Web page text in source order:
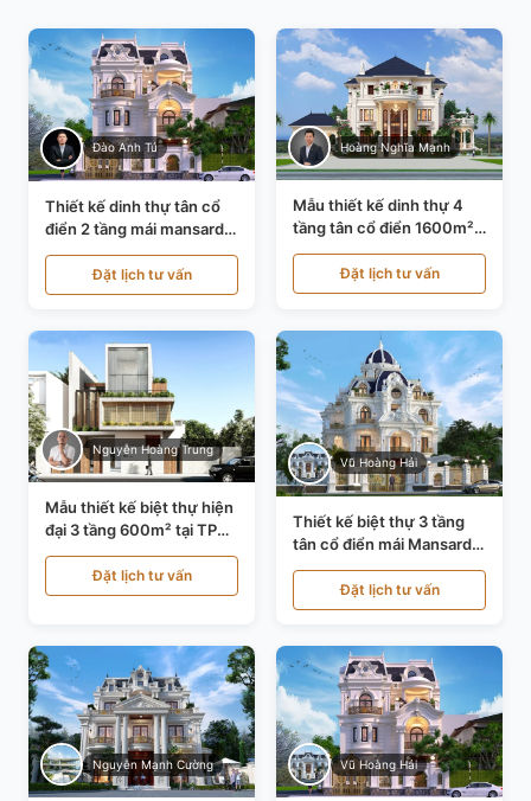
Đào Anh Tú
Thiết kế dinh thự tân cổ
điển 2 tầng mái mansard
tại Bắc Ninh KT20084
Đặt lịch tư vấn
Hoàng Nghĩa Mạnh
Mẫu thiết kế dinh thự 4
tầng tân cổ điển 1600m²
tại Thanh Hóa KT20071
Đặt lịch tư vấn
Nguyễn Hoàng Trung
Mẫu thiết kế biệt thự hiện
đại 3 tầng 600m² tại TP
Hồ Chí Minh KT24602
Đặt lịch tư vấn
Vũ Hoàng Hải
Thiết kế biệt thự 3 tầng
tân cổ điển mái Mansard
tại Thanh Hóa KT23104
Đặt lịch tư vấn
Nguyễn Mạnh Cường Vũ Hoàng Hải